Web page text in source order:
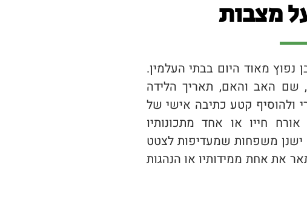
שלחו אלינו
המנוח. המשפחה שמגיעה
שכתוב עליה. ישנם מקרים של
כרוך בהתרגשות גדולה."
את ההחלטה הם מגיעים